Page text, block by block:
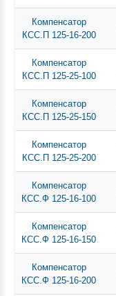
Компенсатор
КСС.П 125-16-200
Компенсатор
КСС.П 125-25-100
Компенсатор
КСС.П 125-25-150
Компенсатор
КСС.П 125-25-200
Компенсатор
КСС.Ф 125-16-100
Компенсатор
КСС.Ф 125-16-150
Компенсатор
КСС.Ф 125-16-200